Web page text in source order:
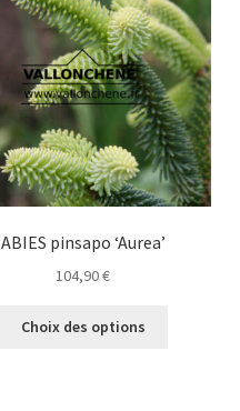
ABIES pinsapo ‘Aurea’
104,90€
Choix des options